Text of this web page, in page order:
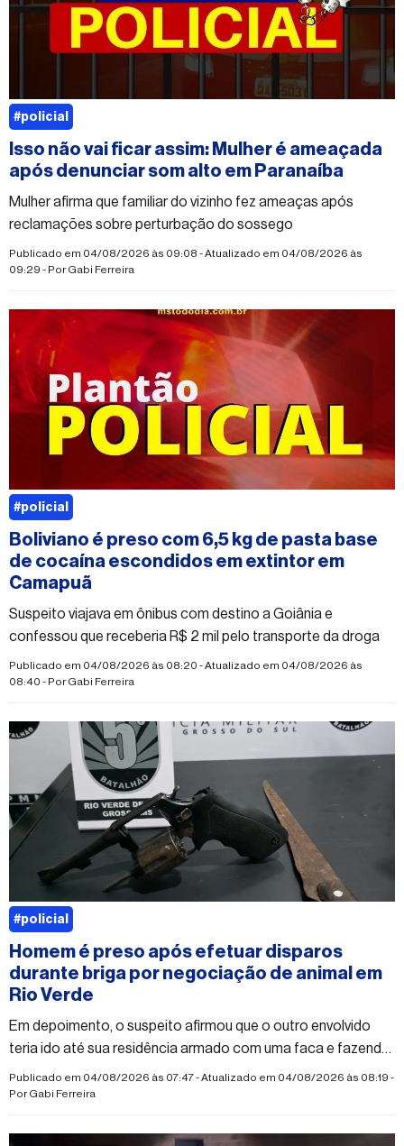
Isso não vai ficar assim: Mulher é ameaçada
após denunciar som alto em Paranaíba
Mulher afirma que familiar do vizinho fez ameaças após
reclamações sobre perturbação do sossego
Publicado em 04/08/2026 às 09:08 - Atualizado em 04/08/2026 às
09:29 - PorGabi Ferreira
#policial
Boliviano é preso com 6,5 kg de pasta base
de cocaína escondidos em extintor em
Camapuã
Suspeito viajava em ônibus com destino a Goiânia e
confessou que receberia R$ 2 mil pelo transporte da droga
Publicado em 04/08/2026 às 08:20 - Atualizado em 04/08/2026 às
08:40 - PorGabi Ferreira
#policial
Homem é preso após efetuar disparos
durante briga por negociação de animal em
Rio Verde
Em depoimento, o suspeito afirmou que o outro envolvido
teria ido até sua residência armado com uma faca e fazendo
ameaças
Publicado em 04/08/2026 às 07:47 - Atualizado em 04/08/2026 às 08:19 -
PorGabi Ferreira
#policial